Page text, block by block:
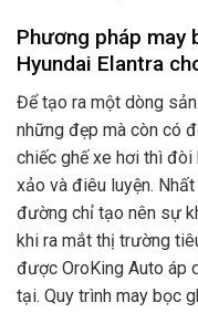
Phương pháp may
Hyundai Elantra
Để tạo ra một dòng
những đẹp mà còn có
chiếc ghế xe hơi thì
xảo và điêu luyện.
đường chỉ tạo nên sự
khi ra mắt thị trường
được OroKing Auto áp
tại. Quy trình may bọc